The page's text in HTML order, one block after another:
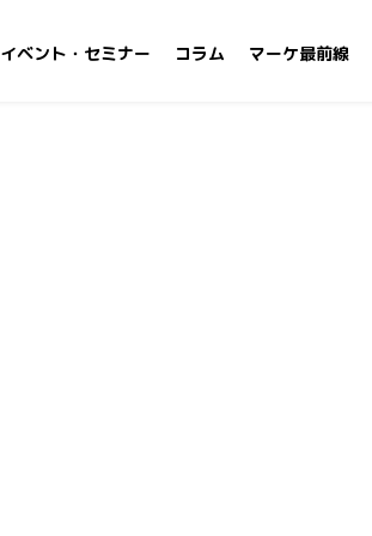
イベント・セミナー コラム マーケ最前線